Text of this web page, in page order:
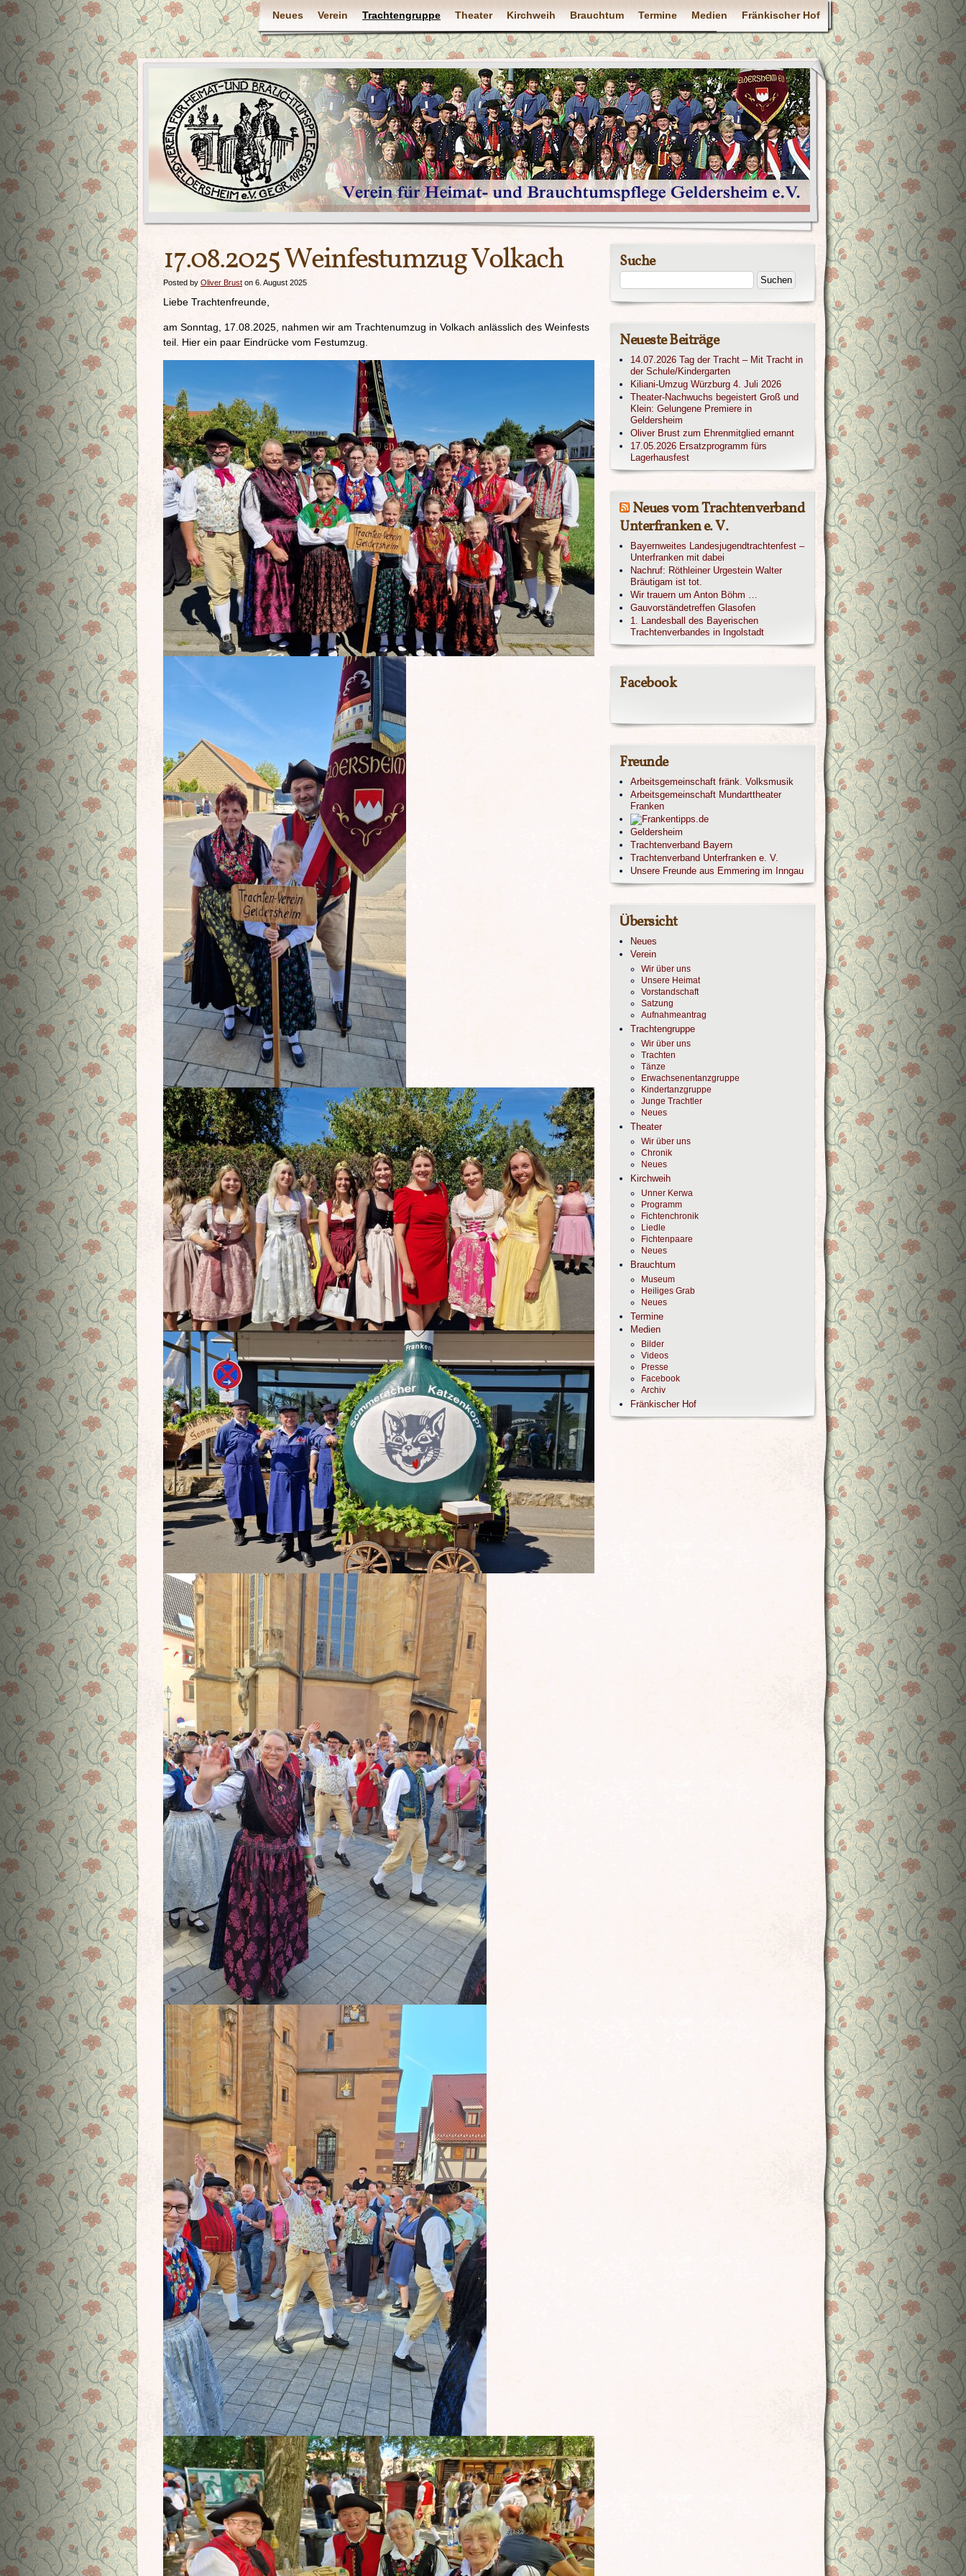
Neues Verein Trachtengruppe Theater Kirchweih Brauchtum Termine Medien Fränkischer Hof
17.08.2025 Weinfestumzug Volkach
Posted by Oliver Brust on 6. August 2025
Liebe Trachtenfreunde,
am Sonntag, 17.08.2025, nahmen wir am Trachtenumzug in Volkach anlässlich des Weinfests
teil. Hier ein paar Eindrücke vom Festumzug.
Suche
Neueste Beiträge
14.07.2026 Tag der Tracht – Mit Tracht in
der Schule/Kindergarten
Kiliani-Umzug Würzburg 4. Juli 2026
Theater-Nachwuchs begeistert Groß und
Klein: Gelungene Premiere in
Geldersheim
Oliver Brust zum Ehrenmitglied ernannt
17.05.2026 Ersatzprogramm fürs
Lagerhausfest
Neues vom Trachtenverband
Unterfranken e. V.
Bayernweites Landesjugendtrachtenfest –
Unterfranken mit dabei
Nachruf: Röthleiner Urgestein Walter
Bräutigam ist tot.
Wir trauern um Anton Böhm …
Gauvorständetreffen Glasofen
1. Landesball des Bayerischen
Trachtenverbandes in Ingolstadt
Facebook
Freunde
Arbeitsgemeinschaft fränk. Volksmusik
Arbeitsgemeinschaft Mundarttheater
Franken
Geldersheim
Trachtenverband Bayern
Trachtenverband Unterfranken e. V.
Unsere Freunde aus Emmering im Inngau
Übersicht
Neues
Verein
Wir über uns
Unsere Heimat
Vorstandschaft
Satzung
Aufnahmeantrag
Trachtengruppe
Wir über uns
Trachten
Tänze
Erwachsenentanzgruppe
Kindertanzgruppe
Junge Trachtler
Neues
Theater
Wir über uns
Chronik
Neues
Kirchweih
Unner Kerwa
Programm
Fichtenchronik
Liedle
Fichtenpaare
Neues
Brauchtum
Museum
Heiliges Grab
Neues
Termine
Medien
Bilder
Videos
Presse
Facebook
Archiv
Fränkischer Hof